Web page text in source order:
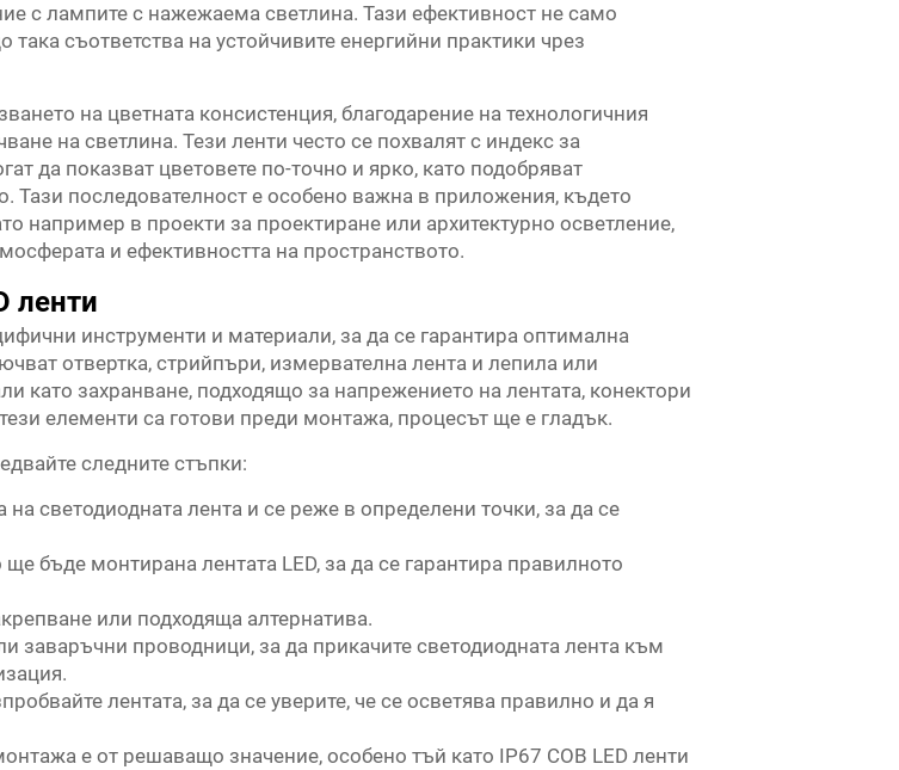
с лампите с нажежаема светлина. Тази ефективност не само
съответства на устойчивите енергийни практики чрез
на цветната консистенция, благодарение на технологичния
на светлина. Тези ленти често се похвалят с индекс за
да показват цветовете по-точно и ярко, като подобряват
Тази последователност е особено важна в приложения, където
например в проекти за проектиране или архитектурно осветление,
и ефективността на пространството.
ленти
инструменти и материали, за да се гарантира оптимална
отвертка, стрийпъри, измервателна лента и лепила или
захранване, подходящо за напрежението на лентата, конектори
елементи са готови преди монтажа, процесът ще е гладък.
следните стъпки:
светодиодната лента и се реже в определени точки, за да се
ще бъде монтирана лентата LED, за да се гарантира правилното
или подходяща алтернатива.
заваръчни проводници, за да прикачите светодиодната лента към
лентата, за да се уверите, че се осветява правилно и да я
е от решаващо значение, особено тъй като IP67 COB LED ленти